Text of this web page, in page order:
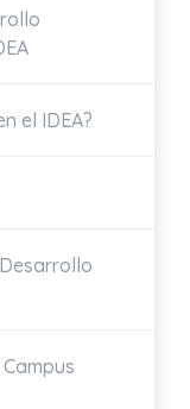
el IDEA?